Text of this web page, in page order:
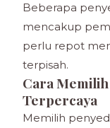
Beberapa
mencakup
perlu repot
terpisah.
Cara
Terpercaya
Memilih